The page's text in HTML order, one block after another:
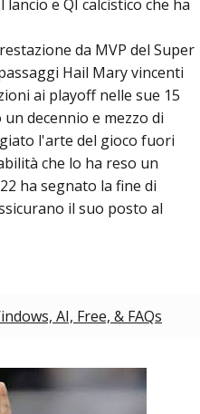
e QI calcistico che ha
da MVP del Super
Hail Mary vincenti
ai playoff nelle sue 15
decennio e mezzo di
l'arte del gioco fuori
che lo ha reso un
ha segnato la fine di
il suo posto al
AI, Free, & FAQs